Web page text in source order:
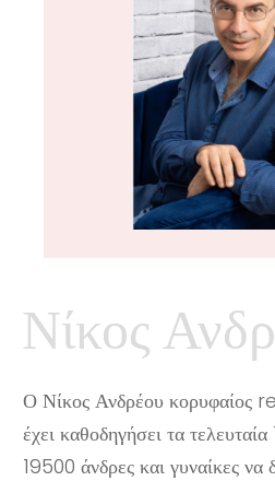
Νίκος
Ο Νίκος Ανδρέου
έχει καθοδηγήσει τα
19500 άνδρες και γυναίκες να